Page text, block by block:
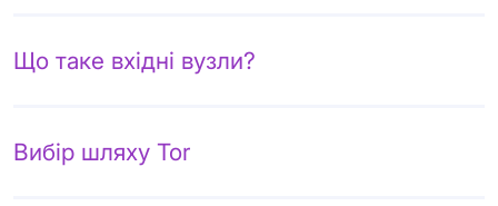
Що таке вхідні вузли?
Вибір шляху Tor